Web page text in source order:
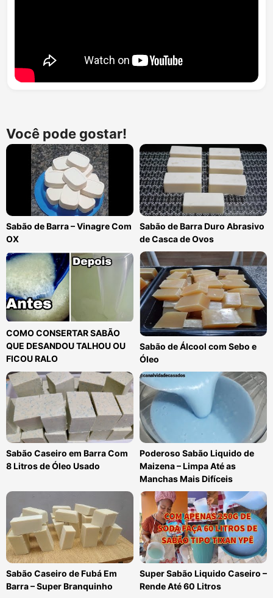
Você pode gostar!
Sabão de Barra – Vinagre Com
OX
Sabão de Barra Duro Abrasivo
de Casca de Ovos
COMO CONSERTAR SABÃO
QUE DESANDOU TALHOU OU
FICOU RALO
Sabão de Álcool com Sebo e
Óleo
Sabão Caseiro em Barra Com
8 Litros de Óleo Usado
Poderoso Sabão Liquido de
Maizena – Limpa Até as
Manchas Mais Difíceis
Sabão Caseiro de Fubá Em
Barra – Super Branquinho
Super Sabão Liquido Caseiro –
Rende Até 60 Litros